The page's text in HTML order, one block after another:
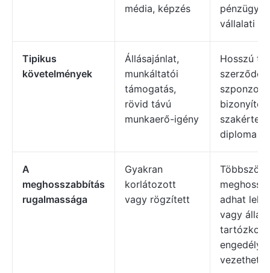
média, képzés
pénzügy,
vállalati
Tipikus
követelmények
Állásajánlat,
munkáltatói
támogatás,
rövid távú
munkaerő-igény
Hosszú
szerződés,
bizonyított
diploma
A
meghosszabbítás
rugalmassága
Gyakran
korlátozott
vagy rögzített
Többszöri
adhat
vagy
vezethet.